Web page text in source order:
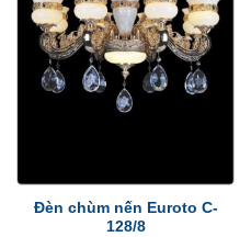
Đèn chùm nến Euroto C-
128/8